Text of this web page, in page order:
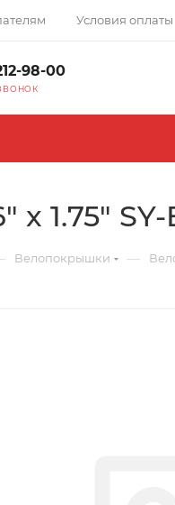
Условия оплаты
98-00
1.75" SY-
Велопокрышки —